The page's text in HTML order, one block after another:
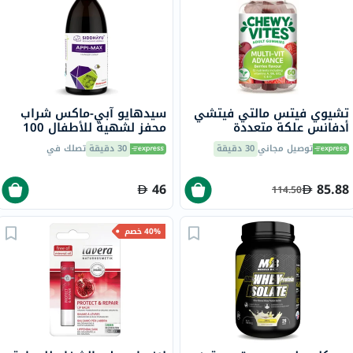
تشيوي فيتس مالتي فيتشي
أدفانس علكة متعددة
الفيتامينات للبالغين بنكهة
التوت، حزمة من 60
توصيل مجاني30 دقيقة
85.88
114.50
سيدهايو آبي-ماكس شراب
محفز لشهية للأطفال 100
مل 30 دقيقة تصلك في
46
40% خصم